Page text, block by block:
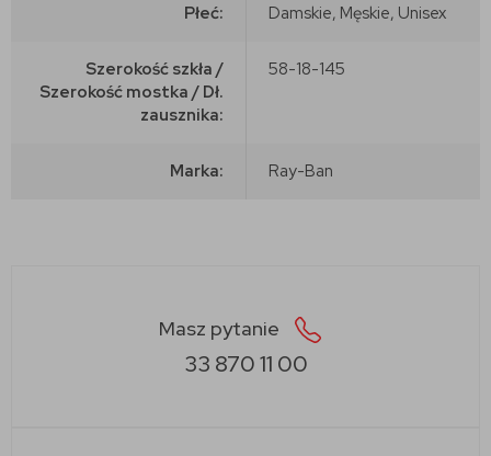
Płeć: Damskie, Męskie, Unisex
Szerokość szkła /
Szerokość mostka / Dł.
zausznika:
58-18-145
Marka: Ray-Ban
Masz pytanie
33 870 11 00